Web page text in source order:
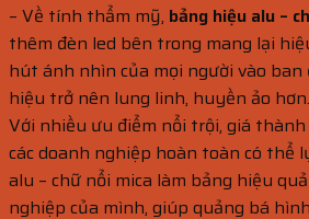
– Về tính thẩm mỹ, bảng hiệu alu –
thêm đèn led bên trong mang lại
hút ánh nhìn của mọi người vào ban
hiệu trở nên lung linh, huyền ảo hơn.
Với nhiều ưu điểm nổi trội, giá
các doanh nghiệp hoàn toàn có thể
alu – chữ nổi mica làm bảng hiệu
nghiệp của mình, giúp quảng bá